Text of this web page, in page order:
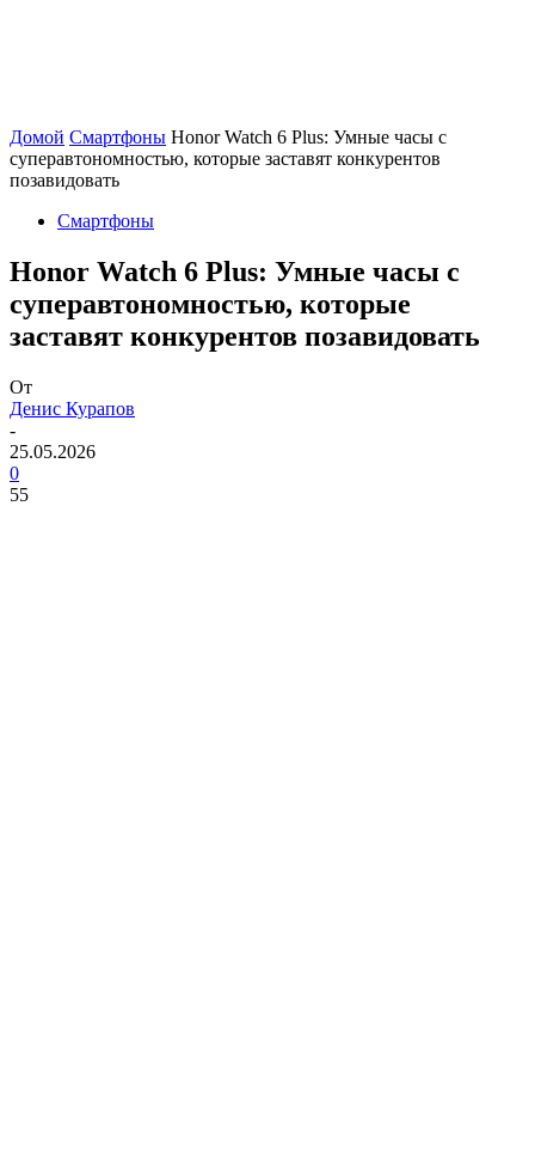
Домой Смартфоны Honor Watch 6 Plus: Умные часы с
суперавтономностью, которые заставят конкурентов
позавидовать
Смартфоны
Honor Watch 6 Plus: Умные часы с
суперавтономностью, которые
заставят конкурентов позавидовать
От
Денис Курапов
-
25.05.2026
0
55